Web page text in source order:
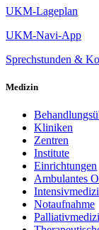
UKM-Lageplan
UKM-Navi-App
Sprechstunden &
Medizin
Kliniken
Zentren
Institute
Einrichtungen
Ambulantes
Notaufnahme